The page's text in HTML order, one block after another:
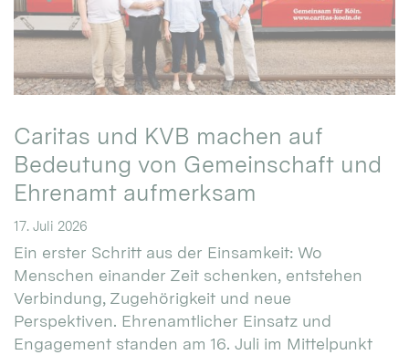
Caritas und KVB machen auf
Bedeutung von Gemeinschaft und
Ehrenamt aufmerksam
17. Juli 2026
Ein erster Schritt aus der Einsamkeit: Wo
Menschen einander Zeit schenken, entstehen
Verbindung, Zugehörigkeit und neue
Perspektiven. Ehrenamtlicher Einsatz und
Engagement standen am 16. Juli im Mittelpunkt